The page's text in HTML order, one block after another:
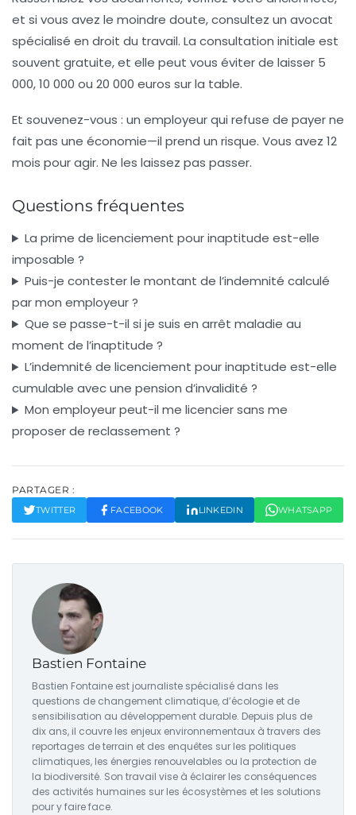
et si vous avez le moindre doute, consultez un avocat
spécialisé en droit du travail. La consultation initiale est
souvent gratuite, et elle peut vous éviter de laisser 5
000, 10 000 ou 20 000 euros sur la table.
Et souvenez-vous : un employeur qui refuse de payer ne
fait pas une économie—il prend un risque. Vous avez 12
mois pour agir. Ne les laissez pas passer.
Questions fréquentes
La prime de licenciement pour inaptitude est-elle
imposable ?
Puis-je contester le montant de l’indemnité calculé
par mon employeur ?
Que se passe-t-il si je suis en arrêt maladie au
moment de l’inaptitude ?
L’indemnité de licenciement pour inaptitude est-elle
cumulable avec une pension d’invalidité ?
Mon employeur peut-il me licencier sans me
proposer de reclassement ?
PARTAGER :
TWITTER FACEBOOK LINKEDIN WHATSAPP
Bastien Fontaine
Bastien Fontaine est journaliste spécialisé dans les
questions de changement climatique, d’écologie et de
sensibilisation au développement durable. Depuis plus de
dix ans, il couvre les enjeux environnementaux à travers des
reportages de terrain et des enquêtes sur les politiques
climatiques, les énergies renouvelables ou la protection de
la biodiversité. Son travail vise à éclairer les conséquences
des activités humaines sur les écosystèmes et les solutions
pour y faire face.